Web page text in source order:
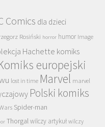
Comics dla dzieci
Rosiński horror humor Image
Hachette komiks
europejski
lost in time Marvel marvel
Polski komiks
Spider-man
Thorgal wilczy artykuł wilczy